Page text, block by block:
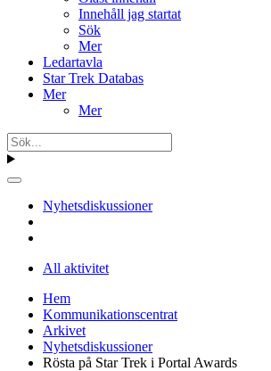
Innehåll jag startat
Sök
Mer
Ledartavla
Star Trek Databas
Mer
Mer
Nyhetsdiskussioner
All aktivitet
Hem
Kommunikationscentrat
Arkivet
Nyhetsdiskussioner
Rösta på Star Trek i Portal Awards